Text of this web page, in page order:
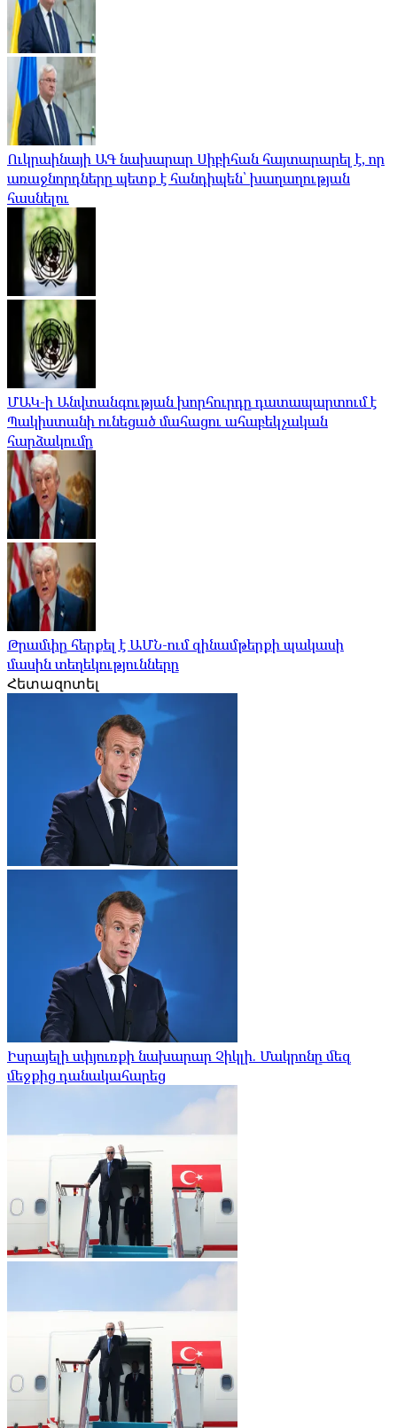
Ուկրաինայի ԱԳ նախարար Սիբիհան հայտարարել է, որ
առաջնորդները պետք է հանդիպեն՝ խաղաղության
հասնելու
ՄԱԿ-ի Անվտանգության խորհուրդը դատապարտում է
Պակիստանի ունեցած մահացու ահաբեկչական
հարձակումը
Թրամփը հերքել է ԱՄՆ-ում զինամթերքի պակասի
մասին տեղեկությունները
Հետազոտել
Իսրայելի սփյուռքի նախարար Չիկլի. Մակրոնը մեզ
մեջքից դանակահարեց